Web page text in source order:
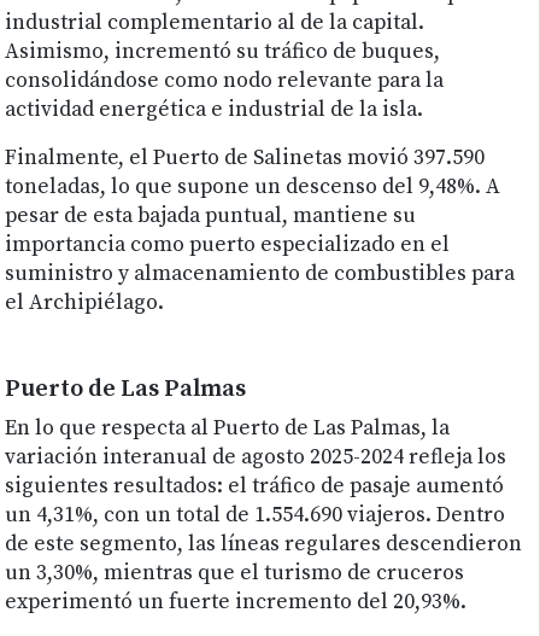
industrial complementario al de la capital.
Asimismo, incrementó su tráfico de buques,
consolidándose como nodo relevante para la
actividad energética e industrial de la isla.
Finalmente, el Puerto de Salinetas movió 397.590
toneladas, lo que supone un descenso del 9,48%. A
pesar de esta bajada puntual, mantiene su
importancia como puerto especializado en el
suministro y almacenamiento de combustibles para
el Archipiélago.
Puerto de Las Palmas
En lo que respecta al Puerto de Las Palmas, la
variación interanual de agosto 2025-2024 refleja los
siguientes resultados: el tráfico de pasaje aumentó
un 4,31%, con un total de 1.554.690 viajeros. Dentro
de este segmento, las líneas regulares descendieron
un 3,30%, mientras que el turismo de cruceros
experimentó un fuerte incremento del 20,93%.